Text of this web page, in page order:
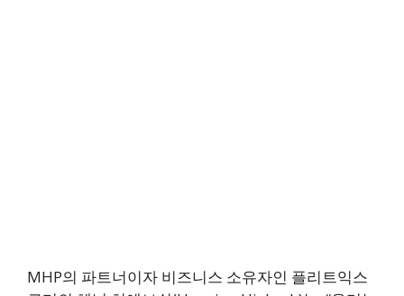
MHP의 파트너이자 비즈니스 소유자인 플리트익스